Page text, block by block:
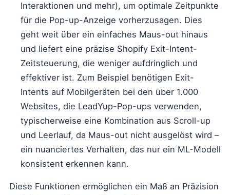
Interaktionen und mehr), um optimale Zeitpunkte
für die Pop-up-Anzeige vorherzusagen. Dies
geht weit über ein einfaches Maus-out hinaus
und liefert eine präzise Shopify Exit-Intent-
Zeitsteuerung, die weniger aufdringlich und
effektiver ist. Zum Beispiel benötigen Exit-
Intents auf Mobilgeräten bei den über 1.000
Websites, die LeadYup-Pop-ups verwenden,
typischerweise eine Kombination aus Scroll-up
und Leerlauf, da Maus-out nicht ausgelöst wird –
ein nuanciertes Verhalten, das nur ein ML-Modell
konsistent erkennen kann.
Diese Funktionen ermöglichen ein Maß an Präzision